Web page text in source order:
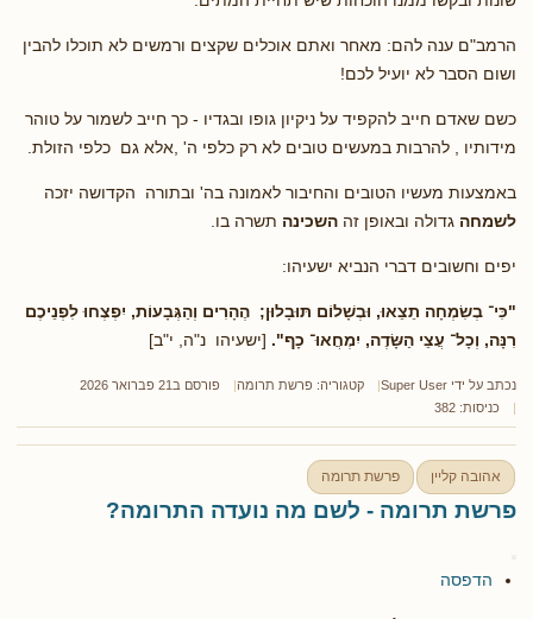
הרמב"ם ענה להם: מאחר ואתם אוכלים שקצים ורמשים לא תוכלו להבין
ושום הסבר לא יועיל לכם!
כשם שאדם חייב להקפיד על ניקיון גופו ובגדיו - כך חייב לשמור על טוהר
מידותיו , להרבות במעשים טובים לא רק כלפי ה' ,אלא גם כלפי הזולת.
באמצעות מעשיו הטובים והחיבור לאמונה בה' ובתורה הקדושה יזכה
לשמחה גדולה ובאופן זה השכינה תשרה בו.
יפים וחשובים דברי הנביא ישעיהו:
"כִּי־ בְשִׂמְחָה תֵצֵאוּ, וּבְשָׁלוֹם תּוּבָלוּן; הֶהָרִים וְהַגְּבָעוֹת, יִפְצְחוּ לִפְנֵיכֶם
רִנָּה, וְכָל־ עֲצֵי הַשָּׂדֶה, יִמְחֲאוּ־ כָף". [ישעיהו נ"ה, י"ב]
נכתב על ידי Super User קטגוריה: פרשת תרומה
פורסם ב21 פברואר 2026
כניסות: 382
אהובה קליין פרשת תרומה
פרשת תרומה - לשם מה נועדה התרומה?
הדפסה